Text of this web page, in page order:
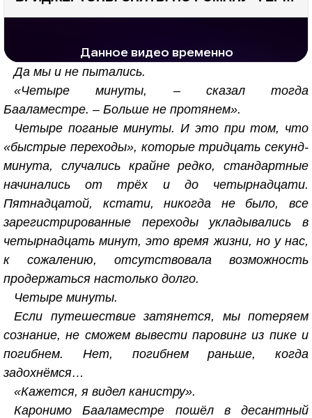
Да мы и не пытались.
«Четыре минуты, – сказал тогда
Бааламестре. – Больше не протянем».
Четыре поганые минуты. И это при том, что
«быстрые переходы», которые тридцать секунд-
минута, случались крайне редко, стандартные
начинались от трёх и до четырнадцати.
Пятнадцатой, кстати, никогда не было, все
зарегистрированные переходы укладывались в
четырнадцать минут, это время жизни, но у нас,
к сожалению, отсутствовала возможность
продержаться настолько долго.
Четыре минуты.
Если путешествие затянется, мы потеряем
сознание, не сможем вывести паровинг из пике и
погибнем. Нет, погибнем раньше, когда
задохнёмся…
«Кажется, я видел канистру».
Каронимо Бааламестре пошёл в десантный